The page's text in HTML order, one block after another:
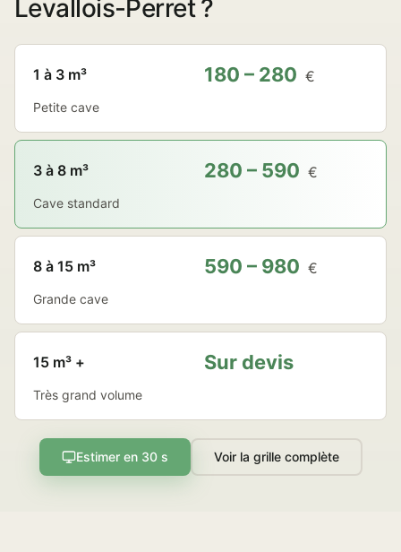
Levallois-Perret ?
1 à 3 m³ 180 – 280 €
Petite cave
3 à 8 m³ 280 – 590 €
Cave standard
8 à 15 m³ 590 – 980 €
Grande cave
15 m³ + Sur devis
Très grand volume
Estimer en 30 s Voir la grille complète